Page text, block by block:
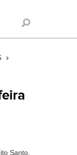
›
Santo.